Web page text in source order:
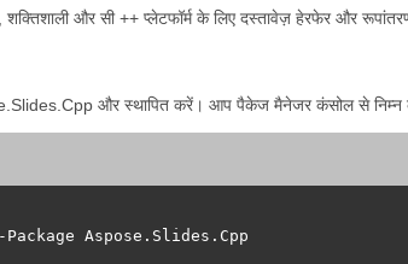
शक्तिशाली और सी ++ प्लेटफॉर्म के लिए दस्तावेज़ हेरफेर और
और स्थापित करें। आप पैकेज मैनेजर कंसोल से निम्न